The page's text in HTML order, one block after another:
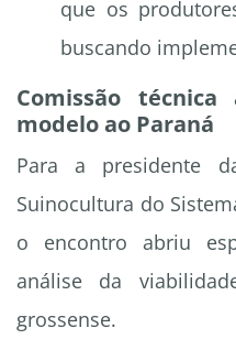
que os
buscando
Comissão
modelo ao Paraná
Para a presidente
Suinocultura do
o encontro abriu
análise da
grossense.